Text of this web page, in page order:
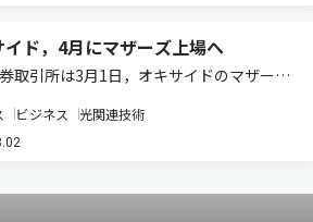
イド，4月にマザーズ上場へ
取引所は3月1日，オキサイドのマザーズ
式売出しに関する取締役会決議を発表し
ースリリース）。 上場日は4月5日，普
ビジネス 光関連技術